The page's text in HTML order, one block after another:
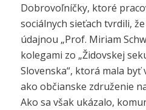
Dobrovoľníčky, ktoré
sociálnych sieťach tvrdili,
údajnou „Prof. Miriam
kolegami zo „Židovskej
Slovenska“, ktorá mala
ako občianske združenie
Ako sa však ukázalo,